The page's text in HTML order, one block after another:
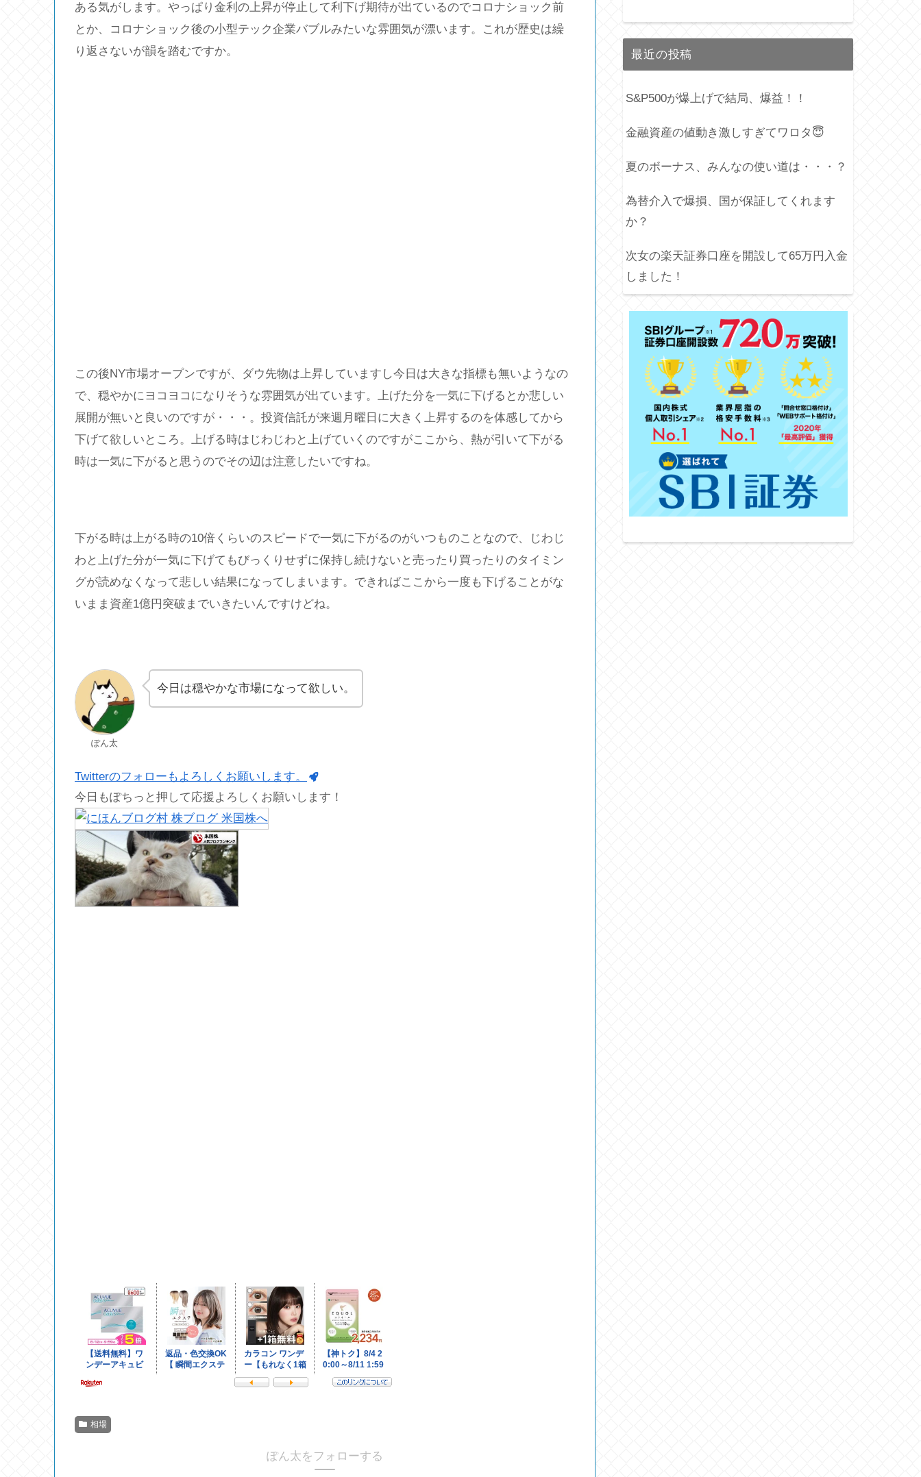
ある気がします。やっぱり金利の上昇が停止して利下げ期待が出ているのでコロナショック前
とか、コロナショック後の小型テック企業バブルみたいな雰囲気が漂います。これが歴史は繰
り返さないが韻を踏むですか。
この後NY市場オープンですが、ダウ先物は上昇していますし今日は大きな指標も無いようなの
で、穏やかにヨコヨコになりそうな雰囲気が出ています。上げた分を一気に下げるとか悲しい
展開が無いと良いのですが・・・。投資信託が来週月曜日に大きく上昇するのを体感してから
下げて欲しいところ。上げる時はじわじわと上げていくのですがここから、熱が引いて下がる
時は一気に下がると思うのでその辺は注意したいですね。
下がる時は上がる時の10倍くらいのスピードで一気に下がるのがいつものことなので、じわじ
わと上げた分が一気に下げてもびっくりせずに保持し続けないと売ったり買ったりのタイミン
グが読めなくなって悲しい結果になってしまいます。できればここから一度も下げることがな
いまま資産1億円突破までいきたいんですけどね。
ぽん太
今日は穏やかな市場になって欲しい。
Twitterのフォローもよろしくお願いします。
今日もぽちっと押して応援よろしくお願いします！
相場
ぽん太をフォローする
最近の投稿
S&P500が爆上げで結局、爆益！！
金融資産の値動き激しすぎてワロタ😇
夏のボーナス、みんなの使い道は・・・？
為替介入で爆損、国が保証してくれます
か？
次女の楽天証券口座を開設して65万円入金
しました！